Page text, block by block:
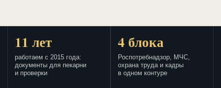
11 лет
работаем с 2015 года:
документы для пекарни
и проверки
4 блока
Роспотребнадзор, МЧС,
охрана труда и кадры
в одном контуре